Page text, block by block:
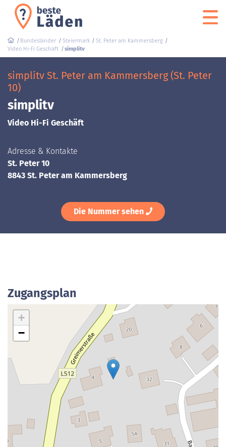
Bundesländer Steiermark
St. Peter am Kammersberg
Video Hi-Fi Geschäft
simplitv
simplitv St. Peter am Kammersberg (St. Peter
10)
simplitv
Video Hi-Fi Geschäft
Adresse & Kontakte
St. Peter 10
8843 St. Peter am Kammersberg
Die Nummer sehen
Zugangsplan
+
−